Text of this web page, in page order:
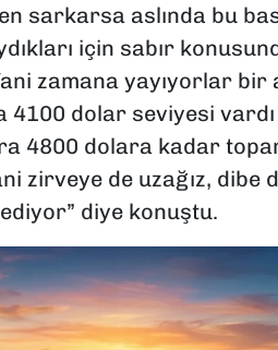
sarkarsa aslında bu
için sabır
zamana yayıyorlar bir
dolar seviyesi vardı
4800 dolara kadar
zirveye de uzağız, dibe
diye konuştu.